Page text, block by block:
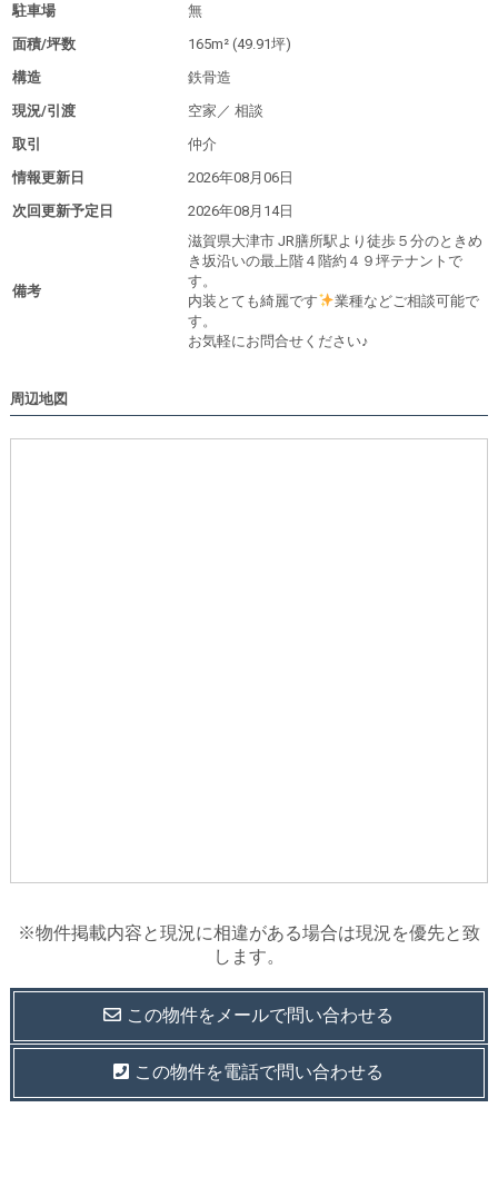
駐車場
無
面積/坪数
165m² (49.91坪)
構造
鉄骨造
現況/引渡
空家／ 相談
取引
仲介
情報更新日
2026年08月06日
次回更新予定日
2026年08月14日
備考
滋賀県大津市 JR膳所駅より徒歩５分のときめ
き坂沿いの最上階４階約４９坪テナントで
す。
内装とても綺麗です
業種などご相談可能で
す。
お気軽にお問合せください♪
周辺地図
※物件掲載内容と現況に相違がある場合は現況を優先と致
します。
この物件をメールで問い合わせる
この物件を電話で問い合わせる